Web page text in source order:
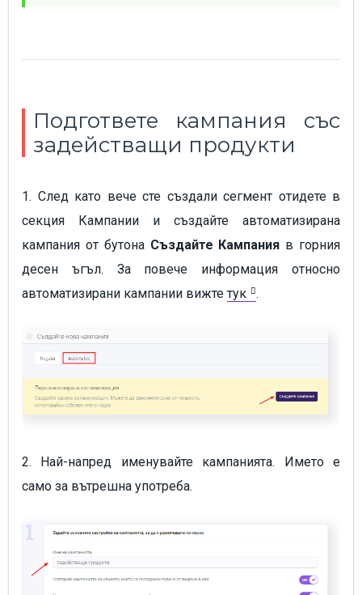
Подгответе кампания със
задействащи продукти
1. След като вече сте създали сегмент отидете в
секция Кампании и създайте автоматизирана
кампания от бутона Създайте Кампания в горния
десен ъгъл. За повече информация относно
автоматизирани кампании вижте тук .
2. Най-напред именувайте кампанията. Името е
само за вътрешна употреба.